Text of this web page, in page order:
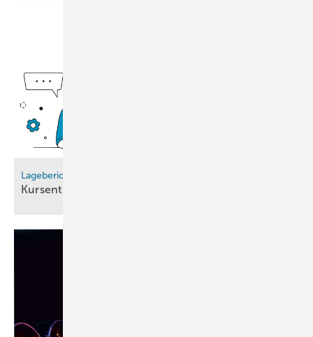
Lagebericht Wasserstoffhochlauf
Kursentscheidung für den